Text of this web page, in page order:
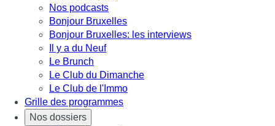
Nos podcasts
Bonjour Bruxelles
Bonjour Bruxelles: les interviews
Il y a du Neuf
Le Brunch
Le Club du Dimanche
Le Club de l'Immo
Grille des programmes
Nos dossiers